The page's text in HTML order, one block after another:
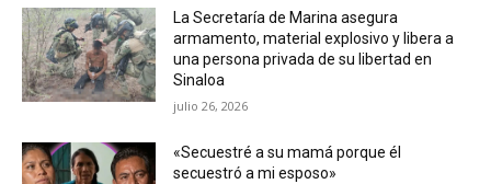
La Secretaría de Marina asegura
armamento, material explosivo y libera a
una persona privada de su libertad en
Sinaloa
julio 26, 2026
«Secuestré a su mamá porque él
secuestró a mi esposo»